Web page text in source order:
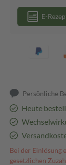
E-
Persönliche
Heute
Bei der Einlösung
gesetzlichen